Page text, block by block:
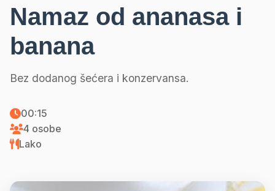
Namaz od ananasa i
banana
Bez dodanog šećera i konzervansa.
00:15
4 osobe
Lako